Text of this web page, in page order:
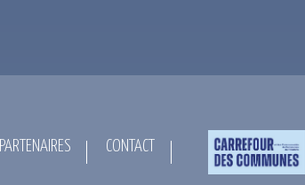
PARTENAIRES CONTACT